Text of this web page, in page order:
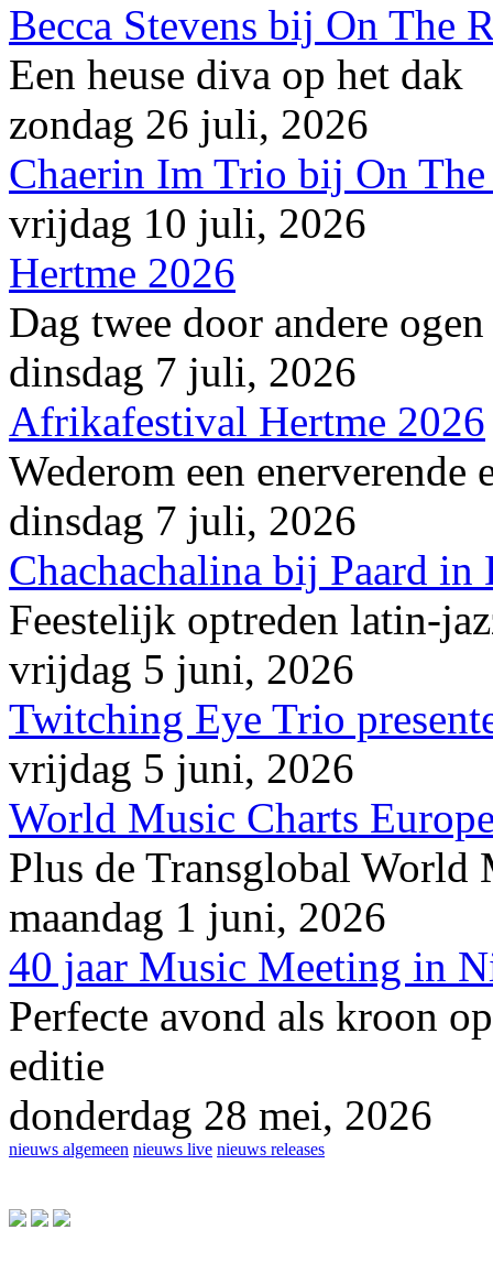
Becca Stevens bij On The
Een heuse diva op het dak
zondag 26 juli, 2026
Chaerin Im Trio bij On
vrijdag 10 juli, 2026
Hertme 2026
Dag twee door andere
dinsdag 7 juli, 2026
Afrikafestival Hertme 2026
Wederom een enerverende
dinsdag 7 juli, 2026
Chachachalina bij Paard in
Feestelijk optreden latin-
vrijdag 5 juni, 2026
Twitching Eye Trio
vrijdag 5 juni, 2026
World Music Charts
Plus de Transglobal World
maandag 1 juni, 2026
40 jaar Music Meeting in
Perfecte avond als kroon
editie
donderdag 28 mei, 2026
nieuws algemeen nieuws live nieuws releases